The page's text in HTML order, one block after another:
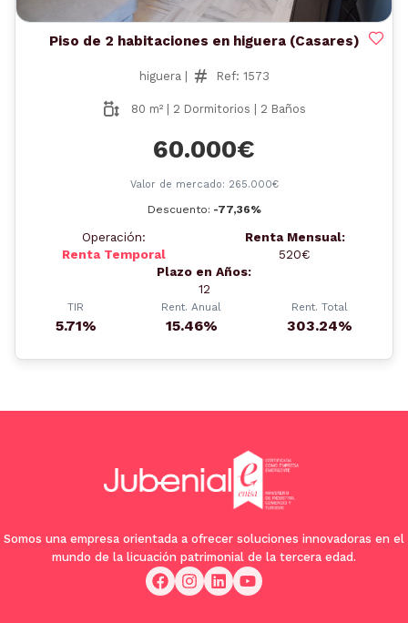
Piso de 2 habitaciones en higuera (Casares)
higuera | Ref: 1573
80 m² | 2 Dormitorios | 2 Baños
60.000€
Valor de mercado: 265.000€
Descuento: -77,36%
Operación:
Renta Temporal
Renta Mensual:
520€
Plazo en Años:
12
TIR
5.71%
Rent. Anual
15.46%
Rent. Total
303.24%
Somos una empresa orientada a ofrecer soluciones innovadoras en el
mundo de la licuación patrimonial de la tercera edad.